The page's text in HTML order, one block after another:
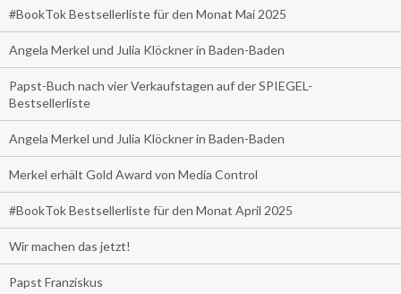
#BookTok Bestsellerliste für den Monat Mai 2025
Angela Merkel und Julia Klöckner in Baden-Baden
Papst-Buch nach vier Verkaufstagen auf der SPIEGEL-
Bestsellerliste
Angela Merkel und Julia Klöckner in Baden-Baden
Merkel erhält Gold Award von Media Control
#BookTok Bestsellerliste für den Monat April 2025
Wir machen das jetzt!
Papst Franziskus